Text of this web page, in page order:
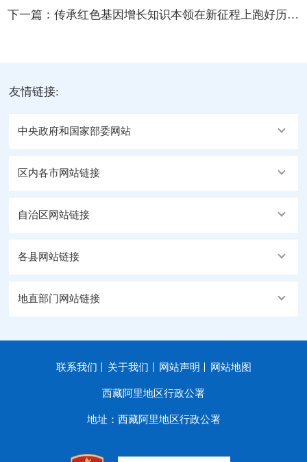
下一篇： 传承红色基因增长知识本领在新征程上跑好历史接力赛
友情链接:
中央政府和国家部委网站
区内各市网站链接
自治区网站链接
各县网站链接
地直部门网站链接
联系我们 关于我们 网站声明 网站地图
西藏阿里地区行政公署
地址：西藏阿里地区行政公署